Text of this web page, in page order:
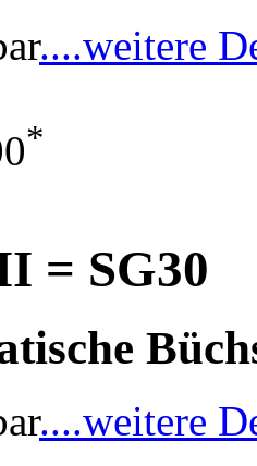
....weitere
*
= SG30
....weitere